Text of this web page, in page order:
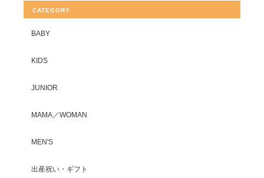
CATEGORY
BABY
KIDS
JUNIOR
MAMA／WOMAN
MEN'S
出産祝い・ギフト